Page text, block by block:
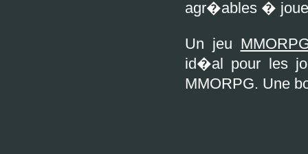
agr�ables �
Un jeu
id�al pour les
MMORPG. Une